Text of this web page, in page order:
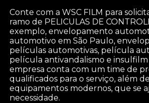
Conte com a WSC FILM para
ramo de PELICULAS DE
exemplo, envelopamento
automotivo em São Paulo,
películas automotivas, película
película antivandalismo e insulfilm
empresa conta com um time de
qualificados para o serviço, além
equipamentos modernos, que se
necessidade.